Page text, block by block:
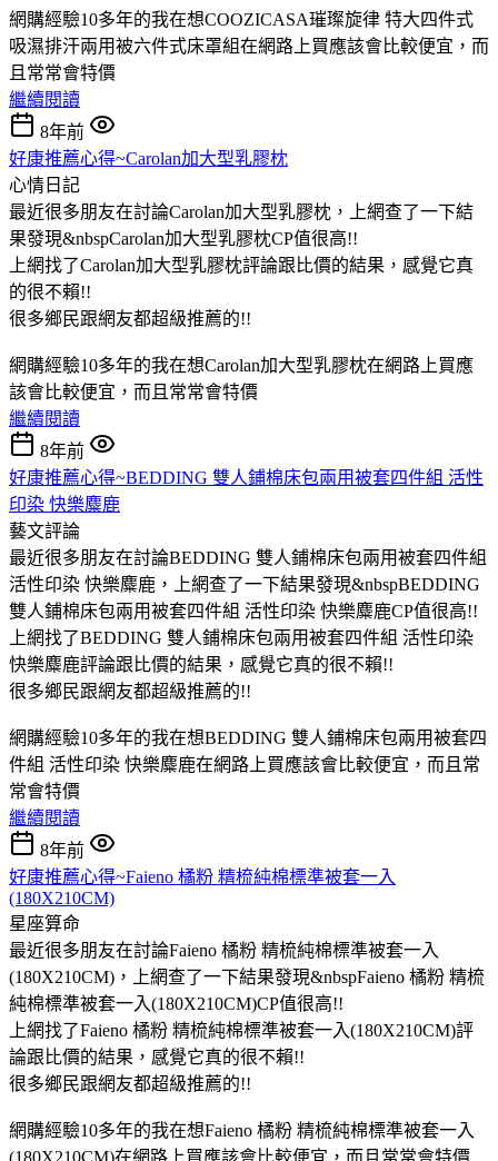
網購經驗10多年的我在想COOZICASA璀璨旋律 特大四件式
吸濕排汗兩用被六件式床罩組在網路上買應該會比較便宜，而
且常常會特價
繼續閱讀
8年前
好康推薦心得~Carolan加大型乳膠枕
心情日記
最近很多朋友在討論Carolan加大型乳膠枕，上網查了一下結
果發現&nbspCarolan加大型乳膠枕CP值很高!!
上網找了Carolan加大型乳膠枕評論跟比價的結果，感覺它真
的很不賴!!
很多鄉民跟網友都超級推薦的!!
網購經驗10多年的我在想Carolan加大型乳膠枕在網路上買應
該會比較便宜，而且常常會特價
繼續閱讀
8年前
好康推薦心得~BEDDING 雙人鋪棉床包兩用被套四件組 活性
印染 快樂麋鹿
藝文評論
最近很多朋友在討論BEDDING 雙人鋪棉床包兩用被套四件組
活性印染 快樂麋鹿，上網查了一下結果發現&nbspBEDDING
雙人鋪棉床包兩用被套四件組 活性印染 快樂麋鹿CP值很高!!
上網找了BEDDING 雙人鋪棉床包兩用被套四件組 活性印染
快樂麋鹿評論跟比價的結果，感覺它真的很不賴!!
很多鄉民跟網友都超級推薦的!!
網購經驗10多年的我在想BEDDING 雙人鋪棉床包兩用被套四
件組 活性印染 快樂麋鹿在網路上買應該會比較便宜，而且常
常會特價
繼續閱讀
8年前
好康推薦心得~Faieno 橘粉 精梳純棉標準被套一入
(180X210CM)
星座算命
最近很多朋友在討論Faieno 橘粉 精梳純棉標準被套一入
(180X210CM)，上網查了一下結果發現&nbspFaieno 橘粉 精梳
純棉標準被套一入(180X210CM)CP值很高!!
上網找了Faieno 橘粉 精梳純棉標準被套一入(180X210CM)評
論跟比價的結果，感覺它真的很不賴!!
很多鄉民跟網友都超級推薦的!!
網購經驗10多年的我在想Faieno 橘粉 精梳純棉標準被套一入
(180X210CM)在網路上買應該會比較便宜，而且常常會特價